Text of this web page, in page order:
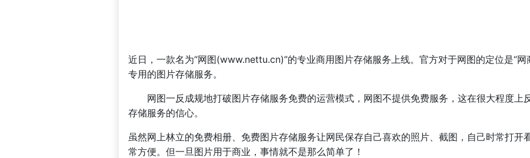
近日，一款名为“网图(www.nettu.cn)”的专业商用图片存储服务上线。官方对于网图的定位是“网
专用的图片存储服务。
网图一反成规地打破图片存储服务免费的运营模式，网图不提供免费服务，这在很大程度上
存储服务的信心。
虽然网上林立的免费相册、免费图片存储服务让网民保存自己喜欢的照片、截图，自己时常打开
常方便。但一旦图片用于商业，事情就不是那么简单了！